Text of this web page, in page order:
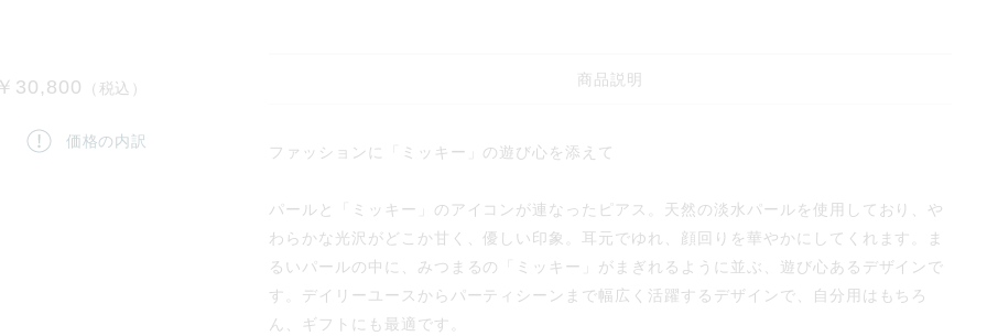
30,800 （税込）
価格の内訳
商品説明
ファッションに「ミッキー」の遊び心を添えて
パールと「ミッキー」のアイコンが連なったピアス。天然の淡水パールを使用しており、や
わらかな光沢がどこか甘く、優しい印象。耳元でゆれ、顔回りを華やかにしてくれます。ま
るいパールの中に、みつまるの「ミッキー」がまぎれるように並ぶ、遊び心あるデザインで
す。デイリーユースからパーティシーンまで幅広く活躍するデザインで、自分用はもちろ
ん、ギフトにも最適です。